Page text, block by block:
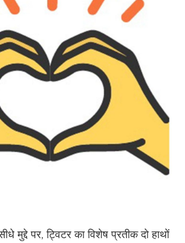
मुद्दे पर, ट्विटर का विशेष प्रतीक दो हाथों